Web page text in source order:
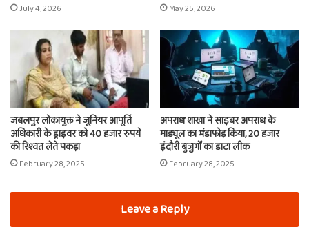
July 4, 2026 May 25, 2026
जबलपुर लोकायुक्त ने जूनियर आपूर्ति
अधिकारी के ड्राइवर को 40 हजार रुपये
की रिश्वत लेते पकड़ा
February 28, 2025
अपराध शाखा ने साइबर अपराध के
माड्यूल का भंडाफोड़ किया, 20 हजार
इंदौरी बुजुर्गों का डाटा लीक
February 28, 2025
Leave a Reply